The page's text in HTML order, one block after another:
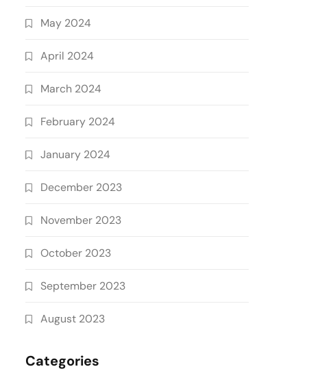
May 2024
April 2024
March 2024
February 2024
January 2024
December 2023
November 2023
October 2023
September 2023
August 2023
Categories